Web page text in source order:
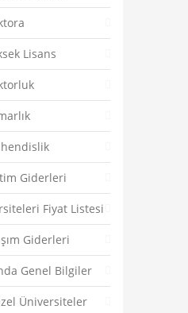
Lisans
Giderleri
Fiyat Listesi
Giderleri
Genel Bilgiler
Üniversiteler